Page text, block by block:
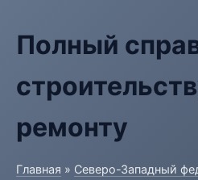
Полный
ремонту
Главная » Северо-Западный